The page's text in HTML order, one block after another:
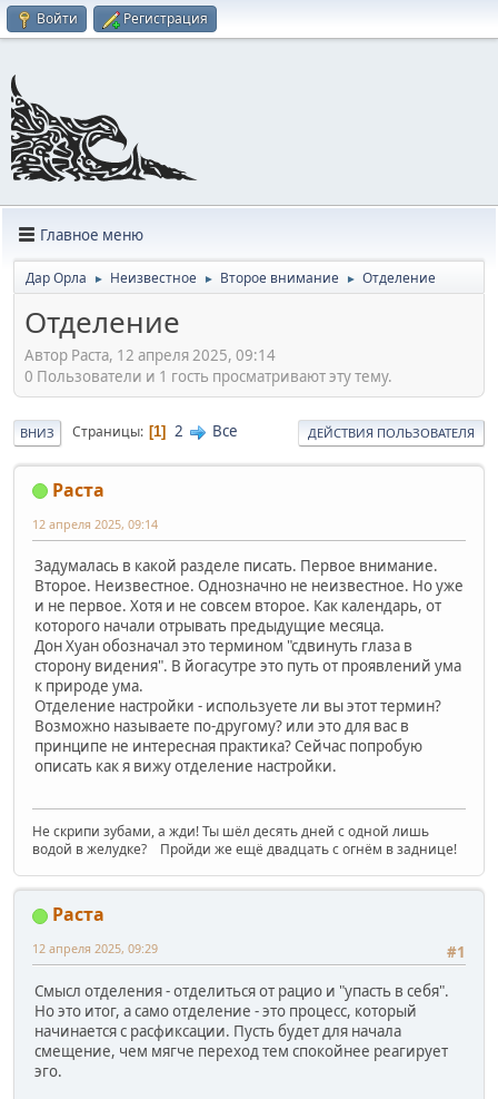
Войти Регистрация
Главное меню
Дар Орла ► Неизвестное ► Второе внимание ► Отделение
Отделение
Автор Раста, 12 апреля 2025, 09:14
0 Пользователи и 1 гость просматривают эту тему.
ВНИЗ Страницы 1 2 Все ДЕЙСТВИЯ ПОЛЬЗОВАТЕЛЯ
Раста
12 апреля 2025, 09:14
Задумалась в какой разделе писать. Первое внимание.
Второе. Неизвестное. Однозначно не неизвестное. Но уже
и не первое. Хотя и не совсем второе. Как календарь, от
которого начали отрывать предыдущие месяца.
Дон Хуан обозначал это термином "сдвинуть глаза в
сторону видения". В йогасутре это путь от проявлений ума
к природе ума.
Отделение настройки - используете ли вы этот термин?
Возможно называете по-другому? или это для вас в
принципе не интересная практика? Сейчас попробую
описать как я вижу отделение настройки.
Не скрипи зубами, а жди! Ты шёл десять дней с одной лишь
водой в желудке? Пройди же ещё двадцать с огнём в заднице!
Раста
#1
12 апреля 2025, 09:29
Смысл отделения - отделиться от рацио и "упасть в себя".
Но это итог, а само отделение - это процесс, который
начинается с расфиксации. Пусть будет для начала
смещение, чем мягче переход тем спокойнее реагирует
эго.